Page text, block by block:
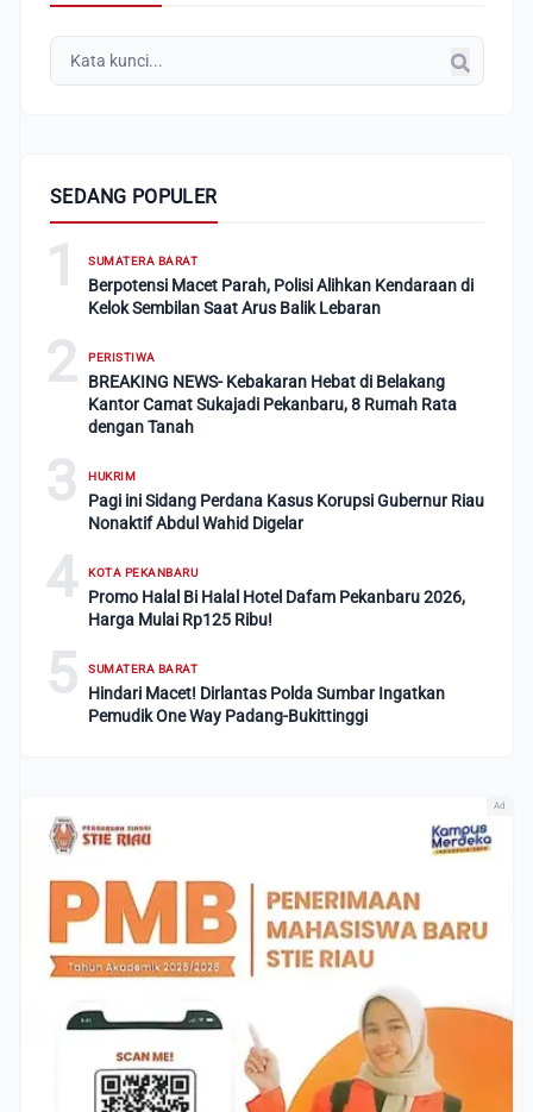
SEDANG POPULER
1 SUMATERA BARAT
Berpotensi Macet Parah, Polisi Alihkan Kendaraan di
Kelok Sembilan Saat Arus Balik Lebaran
2 PERISTIWA
BREAKING NEWS- Kebakaran Hebat di Belakang
Kantor Camat Sukajadi Pekanbaru, 8 Rumah Rata
dengan Tanah
3 HUKRIM
Pagi ini Sidang Perdana Kasus Korupsi Gubernur Riau
Nonaktif Abdul Wahid Digelar
4 KOTA PEKANBARU
Promo Halal Bi Halal Hotel Dafam Pekanbaru 2026,
Harga Mulai Rp125 Ribu!
5 SUMATERA BARAT
Hindari Macet! Dirlantas Polda Sumbar Ingatkan
Pemudik One Way Padang-Bukittinggi
Ad